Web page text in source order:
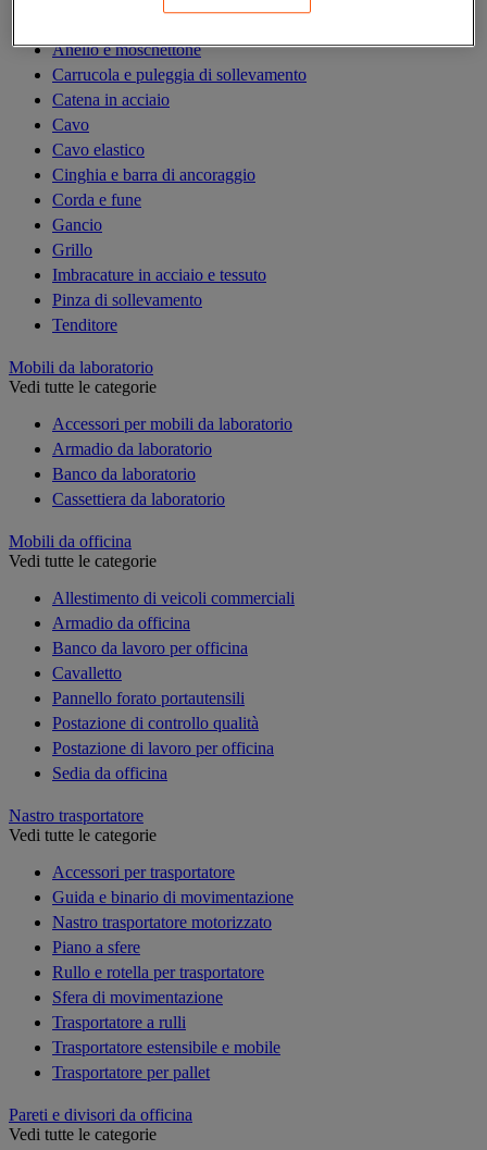
Anello e moschettone
Carrucola e puleggia di sollevamento
Catena in acciaio
Cavo
Cavo elastico
Cinghia e barra di ancoraggio
Corda e fune
Gancio
Grillo
Imbracature in acciaio e tessuto
Pinza di sollevamento
Tenditore
Mobili da laboratorio
Vedi tutte le categorie
Accessori per mobili da laboratorio
Armadio da laboratorio
Banco da laboratorio
Cassettiera da laboratorio
Mobili da officina
Vedi tutte le categorie
Allestimento di veicoli commerciali
Armadio da officina
Banco da lavoro per officina
Cavalletto
Pannello forato portautensili
Postazione di controllo qualità
Postazione di lavoro per officina
Sedia da officina
Nastro trasportatore
Vedi tutte le categorie
Accessori per trasportatore
Guida e binario di movimentazione
Nastro trasportatore motorizzato
Piano a sfere
Rullo e rotella per trasportatore
Sfera di movimentazione
Trasportatore a rulli
Trasportatore estensibile e mobile
Trasportatore per pallet
Pareti e divisori da officina
Vedi tutte le categorie